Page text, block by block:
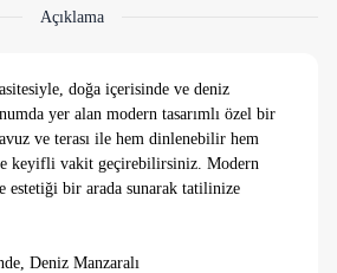
Açıklama
doğa içerisinde ve deniz
yer alan modern tasarımlı özel bir
ve terası ile hem dinlenebilir hem
keyifli vakit geçirebilirsiniz. Modern
estetiği bir arada sunarak tatilinize
Deniz Manzaralı